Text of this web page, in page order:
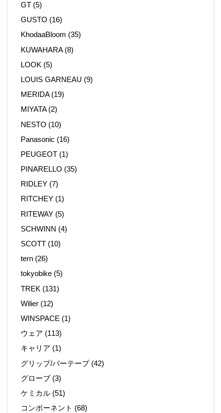
GT (5)
GUSTO (16)
KhodaaBloom (35)
KUWAHARA(8)
LOOK (5)
LOUIS GARNEAU (9)
MERIDA(19)
MIYATA(2)
NESTO (10)
Panasonic (16)
PEUGEOT (1)
PINARELLO (35)
RIDLEY (7)
RITCHEY (1)
RITEWAY (5)
SCHWINN (4)
SCOTT (10)
tern (26)
tokyobike (5)
TREK (131)
Wilier (12)
WINSPACE (1)
ウェア (113)
キャリア (1)
グリップ/バーテープ(42)
グローブ (3)
ケミカル (51)
コンポーネント (68)